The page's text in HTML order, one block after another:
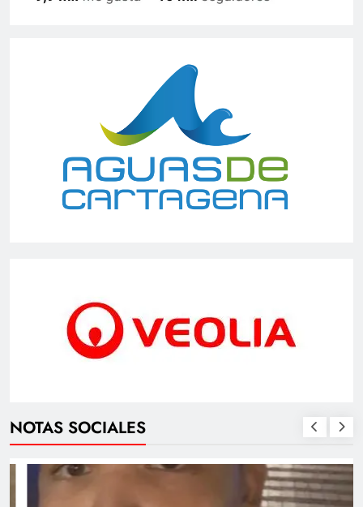
NOTAS SOCIALES